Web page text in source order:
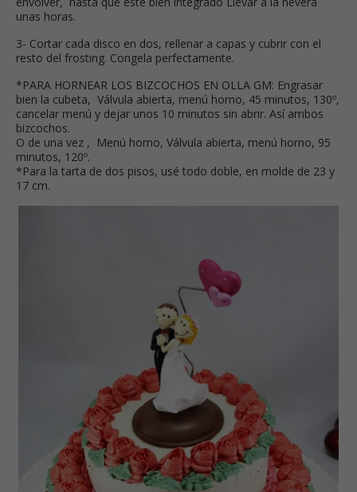
unas horas.
3- Cortar cada disco en dos, rellenar a capas y cubrir con el
resto del frosting. Congela perfectamente.
*PARA HORNEAR LOS BIZCOCHOS EN OLLA GM: Engrasar
bien la cubeta, Válvula abierta, menú horno, 45 minutos, 130º,
cancelar menú y dejar unos 10 minutos sin abrir. Así ambos
bizcochos.
O de una vez , Menú horno, Válvula abierta, menú horno, 95
minutos, 120º.
*Para la tarta de dos pisos, usé todo doble, en molde de 23 y
17 cm.